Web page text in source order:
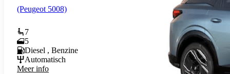
(Peugeot 5008)
7
5
Diesel , Benzine
Automatisch
Meer info